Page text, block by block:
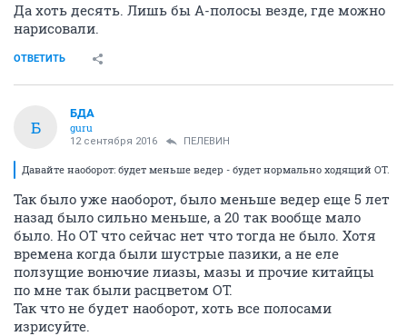
Да хоть десять. Лишь бы А-полосы везде, где можно
нарисовали.
ОТВЕТИТЬ
Б
БДА
guru
12 сентября 2016 ПЕЛЕВИН
Давайте наоборот: будет меньше ведер - будет нормально ходящий ОТ.
Так было уже наоборот, было меньше ведер еще 5 лет
назад было сильно меньше, а 20 так вообще мало
было. Но ОТ что сейчас нет что тогда не было. Хотя
времена когда были шустрые пазики, а не еле
ползущие вонючие лиазы, мазы и прочие китайцы
по мне так были расцветом ОТ.
Так что не будет наоборот, хоть все полосами
изрисуйте.